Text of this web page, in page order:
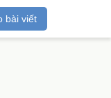
bài viết